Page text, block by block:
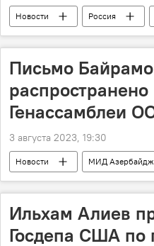
Новости Россия
ЗАО "Бакинский метрополитен"
Письмо
Генассамблеи
3 августа 2023, 19:30
Новости МИД
Письмо
Совбез ООН
Ильхам Алиев
Госдепа США по